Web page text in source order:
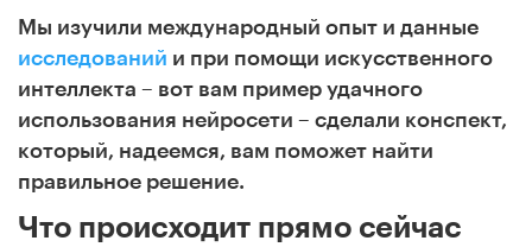
Мы изучили международный опыт и данные
исследований и при помощи искусственного
интеллекта – вот вам пример удачного
использования нейросети – сделали конспект,
который, надеемся, вам поможет найти
правильное решение.
Что происходит прямо сейчас